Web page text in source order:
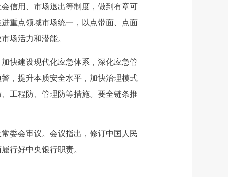
信用、市场退出等制度，做到有章可
重点领域市场统一，以点带面、点面
场活力和潜能。
快建设现代化应急体系，深化应急管
，提升本质安全水平，加快治理模式
工程防、管理防等措施。要全链条推
委会审议。会议指出，修订中国人民
行好中央银行职责。